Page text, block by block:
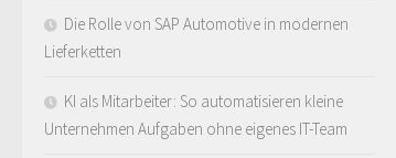
Die Rolle von SAP Automotive in modernen
Lieferketten
KI als Mitarbeiter: So automatisieren kleine
Unternehmen Aufgaben ohne eigenes IT-Team